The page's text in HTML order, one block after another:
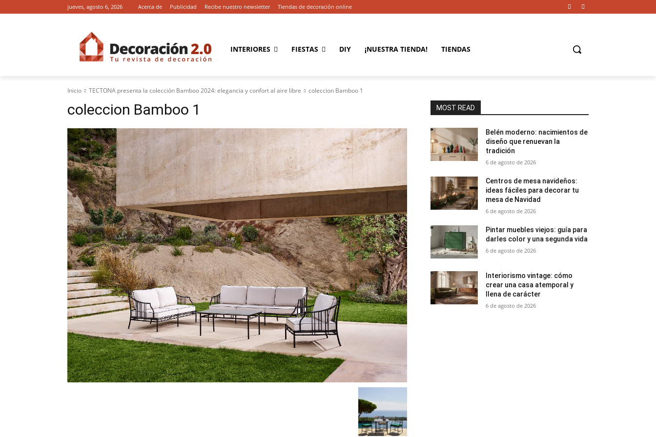
jueves, agosto 6, 2026 Acerca de Publicidad Recibe nuestro newsletter Tiendas de decoración online
INTERIORES FIESTAS DIY ¡NUESTRA TIENDA! TIENDAS
Inicio TECTONA presenta la colección Bamboo 2024: elegancia y confort al aire libre coleccion Bamboo 1
coleccion Bamboo 1 MOST READ
Belén moderno: nacimientos de
diseño que renuevan la
tradición
6 de agosto de 2026
Centros de mesa navideños:
ideas fáciles para decorar tu
mesa de Navidad
6 de agosto de 2026
Pintar muebles viejos: guía para
darles color y una segunda vida
6 de agosto de 2026
Interiorismo vintage: cómo
crear una casa atemporal y
llena de carácter
6 de agosto de 2026